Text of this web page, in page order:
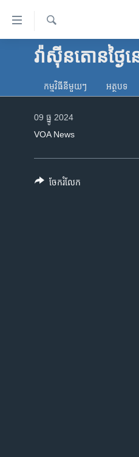
ទៅ​
គេហទំព័រ​
ទាក់ទង
និង​អាមេរិក
ព្រឹត្តិការណ៍ព័ត៌មាន
ស្វែង​
រក
វ៉ាស៊ីនតោន​ថ្ងៃ​ន
កម្មវិធី​នីមួយៗ អត្ថបទ​
09 ធ្នូ 2024
VOA News
ចែករំលែក